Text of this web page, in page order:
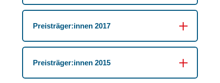
Preisträger:innen 2017
Preisträger:innen 2015